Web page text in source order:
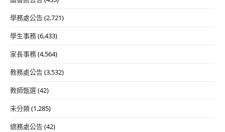
學務處公告(2,721)
學生事務(6,433)
家長事務(4,564)
教務處公告(3,532)
教師甄選(42)
未分類(1,285)
總務處公告(42)